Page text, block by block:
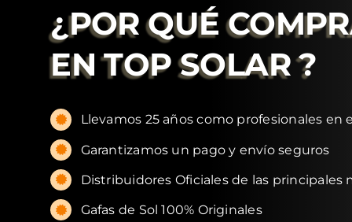
¿POR QUÉ
EN TOP SOLAR ?
Llevamos 25 años como profesionales en
Garantizamos un pago y envío seguros
Distribuidores Oficiales de las principales
Gafas de Sol 100% Originales